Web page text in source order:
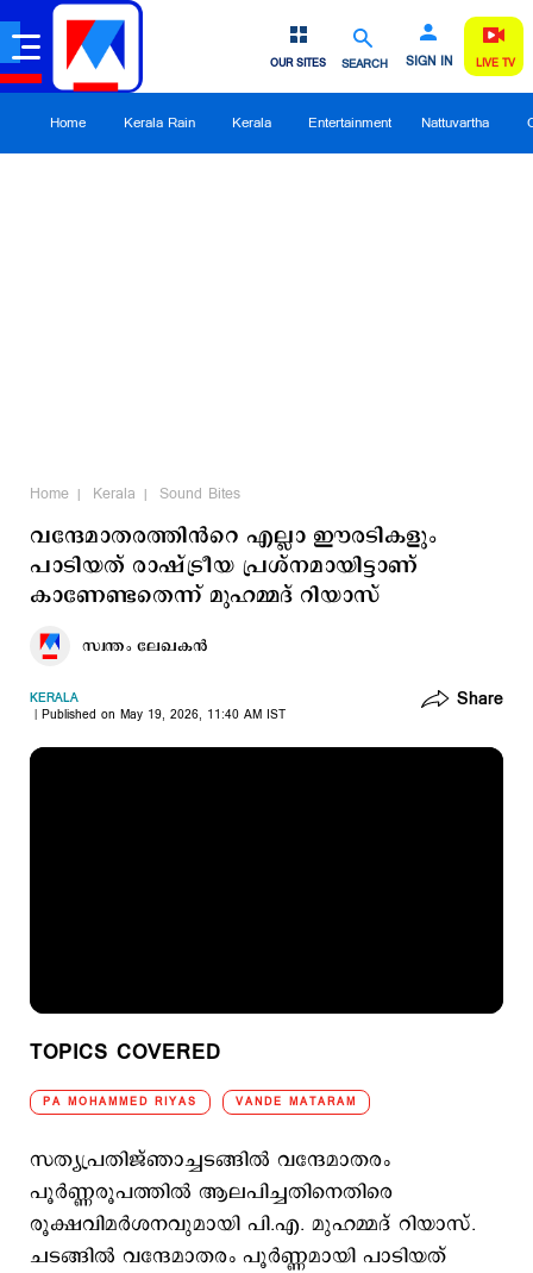
SEARCH SIGN IN
OUR SITES LIVE TV
Home Kerala Rain Kerala Entertainment Nattuvartha
Home Kerala Sound Bites
വന്ദേമാതരത്തിൻറെ എല്ലാ ഈരടികളും
പാടിയത് രാഷ്ട്രീയ പ്രശ്നമായിട്ടാണ്
കാണേണ്ടതെന്ന് മുഹമ്മദ് റിയാസ്
സ്വന്തം ലേഖകൻ
KERALA
Published on May 19, 2026, 11:40 AM IST
Share
TOPICS COVERED
PA MOHAMMED RIYAS VANDE MATARAM
സത്യപ്രതിജ്ഞാച്ചടങ്ങില്‍ വന്ദേമാതരം
പൂർണ്ണരൂപത്തിൽ ആലപിച്ചതിനെതിരെ
രൂക്ഷവിമർശനവുമായി പി.എ. മുഹമ്മദ് റിയാസ്.
ചടങ്ങിൽ വന്ദേമാതരം പൂർണ്ണമായി പാടിയത്